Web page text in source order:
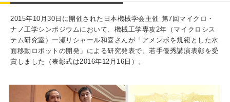
研究・産学連携
就職・キャリア
キャンパス
2015年10月30日に開催された日本機械学会主催 第7回マイクロ・
ナノ工学シンポジウムにおいて、機械工学専攻2年（マイクロシス
テム研究室）一瀬リシャール和喜さんが「アメンボを規範とした水
面移動ロボットの開発」による研究発表で、若手優秀講演表彰を受
賞しました（表彰式は2016年12月16日）。